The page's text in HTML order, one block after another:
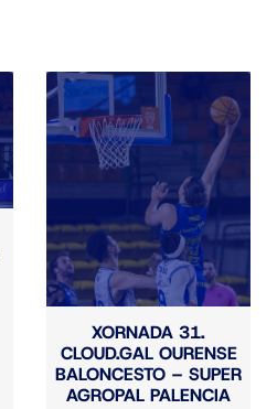
XORNADA 31.
CLOUD.GAL OURENSE
BALONCESTO – SUPER
AGROPAL PALENCIA